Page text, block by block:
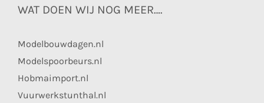
WAT DOEN WIJ NOG MEER….
Modelbouwdagen.nl
Modelspoorbeurs.nl
Hobmaimport.nl
Vuurwerkstunthal.nl